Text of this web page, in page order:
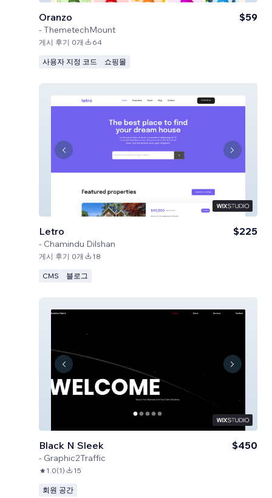
Oranzo
- ThemetechMount
$59
게시 후기 0개 64
사용자 지정 코드 쇼핑몰
Letro
- Chamindu Dilshan
$225
게시 후기 0개 18
CMS 블로그
Black N Sleek
- Graphic2Traffic
$450
1.0(1) 15
회원 공간